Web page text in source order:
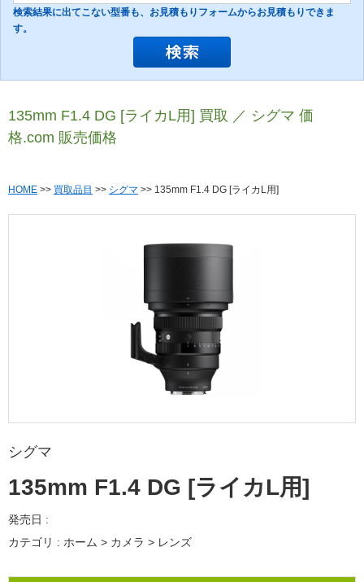
検索結果に出てこない型番も、お見積もりフォームからお見積もりできま
す。
135mm F1.4 DG [ライカL用] 買取 ／ シグマ 価
格.com 販売価格
HOME >> 買取品目 >> シグマ >> 135mm F1.4 DG [ライカL用]
シグマ
135mm F1.4 DG [ライカL用]
発売日 :
カテゴリ : ホーム > カメラ > レンズ